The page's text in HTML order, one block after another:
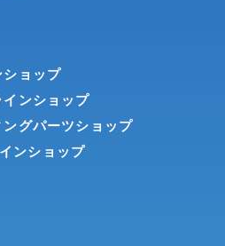
ショップ
ンショップ
ングパーツショップ
ンショップ